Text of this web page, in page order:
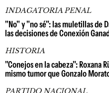
INDAGATORIA PENAL
"No" y "no sé": las muletillas de
las decisiones de Conexión
HISTORIA
"Conejos en la cabeza": Roxana
mismo tumor que Gonzalo
PARTIDO NACIONAL